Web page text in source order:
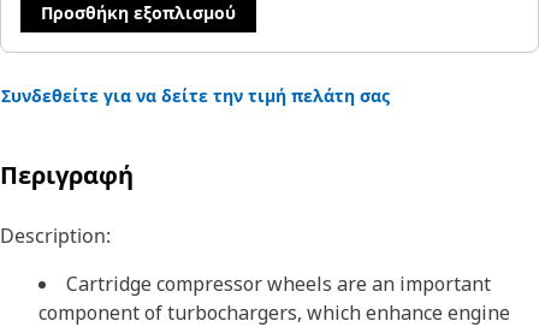
Προσθήκη εξοπλισμού
Συνδεθείτε για να δείτε την τιμή πελάτη σας
Περιγραφή
Description:
Cartridge compressor wheels are an important
component of turbochargers, which enhance engine